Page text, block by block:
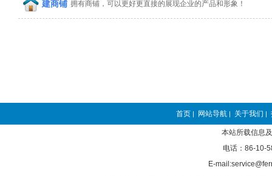
建商铺 拥有商铺，可以更好更直接的展现企业的产品和形象！
首页 | 网站导航 | 关于我们 |
本站所载信息
电话：86-10-
E-